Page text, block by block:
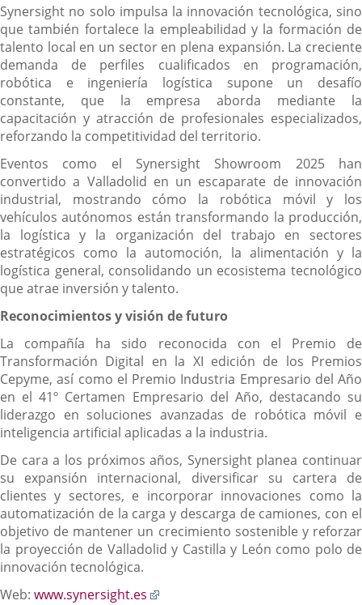
Synersight no solo impulsa la innovación tecnológica, sino
que también fortalece la empleabilidad y la formación de
talento local en un sector en plena expansión. La creciente
demanda de perfiles cualificados en programación,
robótica e ingeniería logística supone un desafío
constante, que la empresa aborda mediante la
capacitación y atracción de profesionales especializados,
reforzando la competitividad del territorio.
Eventos como el Synersight Showroom 2025 han
convertido a Valladolid en un escaparate de innovación
industrial, mostrando cómo la robótica móvil y los
vehículos autónomos están transformando la producción,
la logística y la organización del trabajo en sectores
estratégicos como la automoción, la alimentación y la
logística general, consolidando un ecosistema tecnológico
que atrae inversión y talento.
Reconocimientos y visión de futuro
La compañía ha sido reconocida con el Premio de
Transformación Digital en la XI edición de los Premios
Cepyme, así como el Premio Industria Empresario del Año
en el 41º Certamen Empresario del Año, destacando su
liderazgo en soluciones avanzadas de robótica móvil e
inteligencia artificial aplicadas a la industria.
De cara a los próximos años, Synersight planea continuar
su expansión internacional, diversificar su cartera de
clientes y sectores, e incorporar innovaciones como la
automatización de la carga y descarga de camiones, con el
objetivo de mantener un crecimiento sostenible y reforzar
la proyección de Valladolid y Castilla y León como polo de
innovación tecnológica.
Web: www.synersight.es